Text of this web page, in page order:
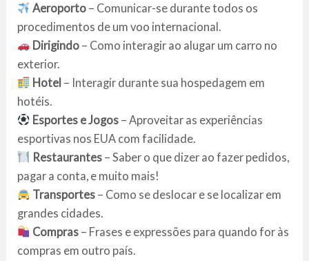
Aeroporto– Comunicar-se durante todos os
procedimentos de um voo internacional.
Dirigindo– Como interagir ao alugar um carro no
exterior.
Hotel – Interagir durante sua hospedagem em
hotéis.
Esportes e Jogos– Aproveitar as experiências
esportivas nos EUA com facilidade.
Restaurantes– Saber o que dizer ao fazer pedidos,
pagar a conta, e muito mais!
Transportes– Como se deslocar e se localizar em
grandes cidades.
Compras– Frases e expressões para quando for às
compras em outro país.